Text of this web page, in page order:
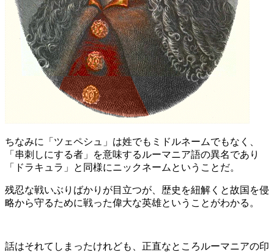
ちなみに「ツェペシュ」は姓でもミドルネームでもなく、
「串刺しにする者」を意味するルーマニア語の異名であり
「ドラキュラ」と同様にニックネームということだ。
残忍な戦いぶりばかりが目立つが、歴史を紐解くと故国を侵
略から守るために戦った偉大な英雄ということがわかる。
話はそれてしまったけれども、正直なところルーマニアの印